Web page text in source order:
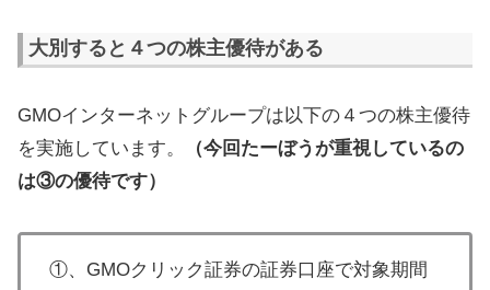
大別すると４つの株主優待がある
GMOインターネットグループは以下の４つの株主優待
を実施しています。
（今回たーぼうが重視しているの
は③の優待です）
①、GMOクリック証券の証券口座で対象期間